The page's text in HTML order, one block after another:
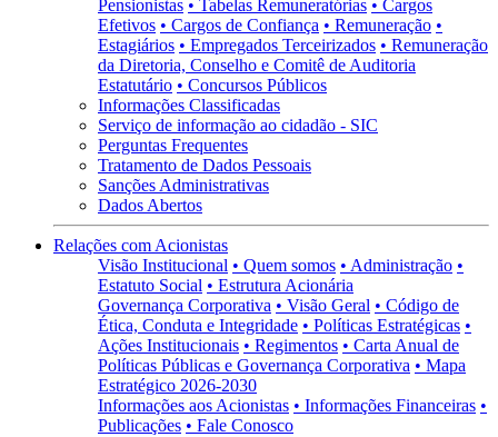
Pensionistas • Tabelas Remuneratórias • Cargos
Efetivos • Cargos de Confiança • Remuneração •
Estagiários • Empregados Terceirizados • Remuneração
da Diretoria, Conselho e Comitê de Auditoria
Estatutário • Concursos Públicos
Informações Classificadas
Serviço de informação ao cidadão - SIC
Perguntas Frequentes
Tratamento de Dados Pessoais
Sanções Administrativas
Dados Abertos
Relações com Acionistas
Visão Institucional • Quem somos • Administração •
Estatuto Social • Estrutura Acionária
Governança Corporativa • Visão Geral • Código de
Ética, Conduta e Integridade • Políticas Estratégicas •
Ações Institucionais • Regimentos • Carta Anual de
Políticas Públicas e Governança Corporativa • Mapa
Estratégico 2026-2030
Informações aos Acionistas • Informações Financeiras •
Publicações • Fale Conosco